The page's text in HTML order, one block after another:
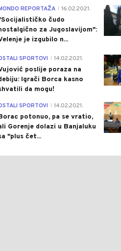
REPORTAŽA 16.02.2021.
čudo
za Jugoslavijom":
je izgubilo n...
SPORTOVI 14.02.2021.
poslije poraza na
Igrači Borca kasno
da mogu!
SPORTOVI 14.02.2021.
potonuo, pa se vratio,
Gorenje dolazi u Banjaluku
"plus čet...